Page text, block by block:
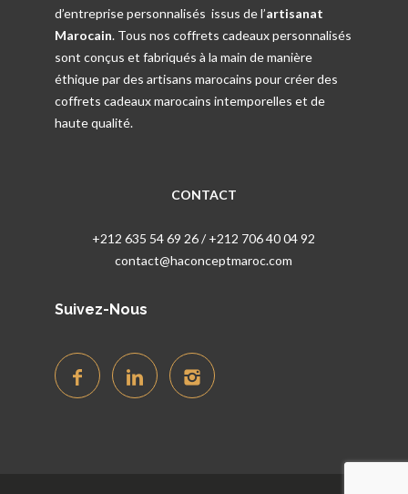
d’entreprise personnalisés issus de l’artisanat
Marocain. Tous nos coffrets cadeaux personnalisés
sont conçus et fabriqués à la main de manière
éthique par des artisans marocains pour créer des
coffrets cadeaux marocains intemporelles et de
haute qualité.
CONTACT
+212 635 54 69 26 / +212 706 40 04 92
contact@haconceptmaroc.com
Suivez-Nous